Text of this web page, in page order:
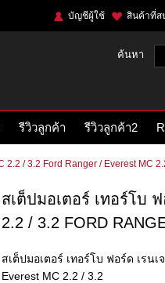
สินค้าที่ส
บัญชีผู้ใช้
ค้นหา
รีวิวลูกค้า รีวิวลูกค้า2
2.2 / 3.2 Ford Ranger / Everest MC
สเต็ปมอเตอร์ เทอร์โบ ฟ
2.2 / 3.2 FORD
สเต็ปมอเตอร์ เทอร์โบ ฟอร์ด เรนเ
Everest MC 2.2 / 3.2